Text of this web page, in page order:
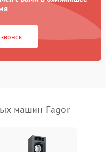
машин Fagor